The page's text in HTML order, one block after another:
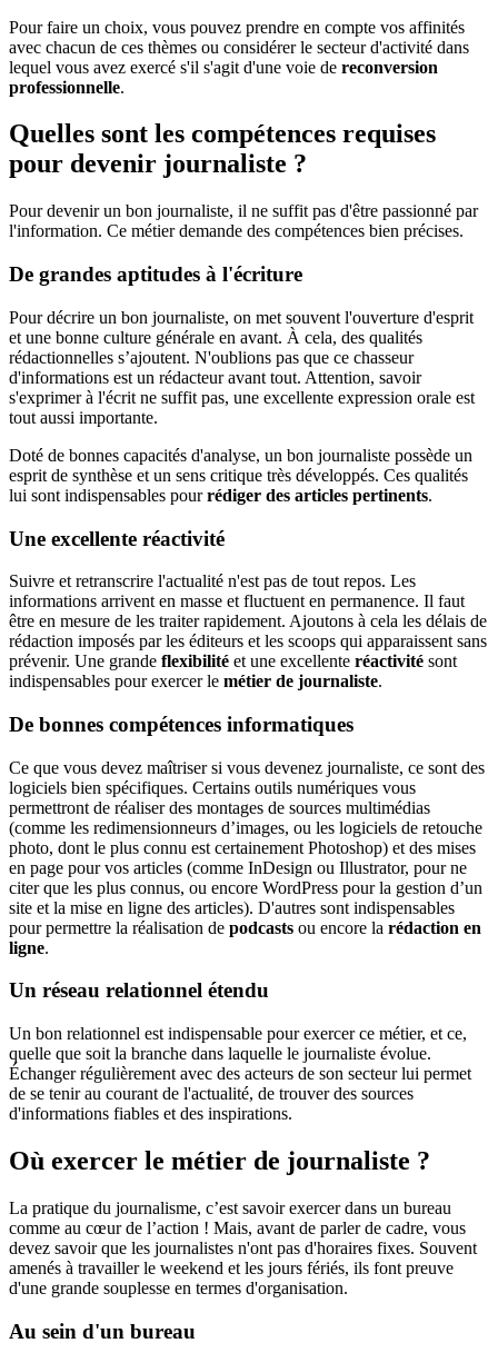
Pour faire un choix, vous pouvez prendre en compte vos affinités
avec chacun de ces thèmes ou considérer le secteur d'activité dans
lequel vous avez exercé s'il s'agit d'une voie de reconversion
professionnelle.
Quelles sont les compétences requises
pour devenir journaliste ?
Pour devenir un bon journaliste, il ne suffit pas d'être passionné par
l'information. Ce métier demande des compétences bien précises.
De grandes aptitudes à l'écriture
Pour décrire un bon journaliste, on met souvent l'ouverture d'esprit
et une bonne culture générale en avant. À cela, des qualités
rédactionnelles s’ajoutent. N'oublions pas que ce chasseur
d'informations est un rédacteur avant tout. Attention, savoir
s'exprimer à l'écrit ne suffit pas, une excellente expression orale est
tout aussi importante.
Doté de bonnes capacités d'analyse, un bon journaliste possède un
esprit de synthèse et un sens critique très développés. Ces qualités
lui sont indispensables pourrédiger des articles pertinents.
Une excellente réactivité
Suivre et retranscrire l'actualité n'est pas de tout repos. Les
informations arrivent en masse et fluctuent en permanence. Il faut
être en mesure de les traiter rapidement. Ajoutons à cela les délais de
rédaction imposés par les éditeurs et les scoops qui apparaissent sans
prévenir. Une grande flexibilité et une excellente réactivité sont
indispensables pour exercer le métier de journaliste.
De bonnes compétences informatiques
Ce que vous devez maîtriser si vous devenez journaliste, ce sont des
logiciels bien spécifiques. Certains outils numériques vous
permettront de réaliser des montages de sources multimédias
(comme les redimensionneurs d’images, ou les logiciels de retouche
photo, dont le plus connu est certainement Photoshop) et des mises
en page pour vos articles (comme InDesign ou Illustrator, pour ne
citer que les plus connus, ou encore WordPress pour la gestion d’un
site et la mise en ligne des articles). D'autres sont indispensables
pour permettre la réalisation de podcasts ou encore la rédaction en
ligne.
Un réseau relationnel étendu
Un bon relationnel est indispensable pour exercer ce métier, et ce,
quelle que soit la branche dans laquelle le journaliste évolue.
Échanger régulièrement avec des acteurs de son secteur lui permet
de se tenir au courant de l'actualité, de trouver des sources
d'informations fiables et des inspirations.
Où exercer le métier de journaliste ?
La pratique du journalisme, c’est savoir exercer dans un bureau
comme au cœur de l’action ! Mais, avant de parler de cadre, vous
devez savoir que les journalistes n'ont pas d'horaires fixes. Souvent
amenés à travailler le weekend et les jours fériés, ils font preuve
d'une grande souplesse en termes d'organisation.
Au sein d'un bureau